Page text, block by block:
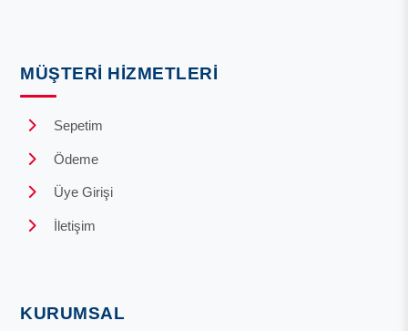
MÜŞTERI HIZMETLERI
Sepetim
Ödeme
Üye Girişi
İletişim
KURUMSAL